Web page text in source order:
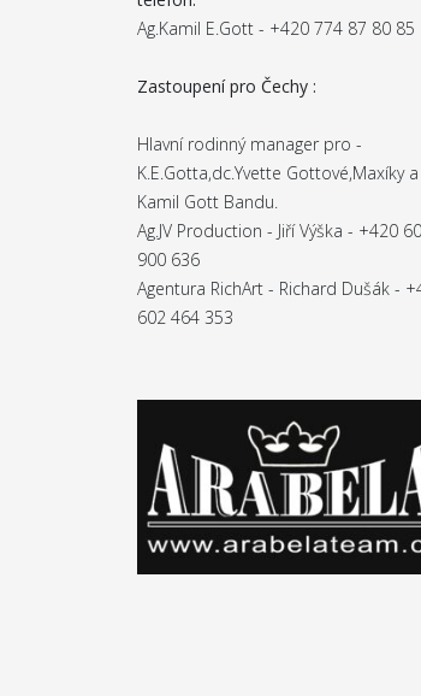
Ag.Kamil E.Gott - +420 774 87 80 85
Zastoupení pro Čechy :
Hlavní rodinný manager pro -
K.E.Gotta,dc.Yvette Gottové,Maxíky a
Kamil Gott Bandu.
Ag.JV Production - Jiří Výška - +420
900 636
Agentura RichArt - Richard Dušák -
602 464 353